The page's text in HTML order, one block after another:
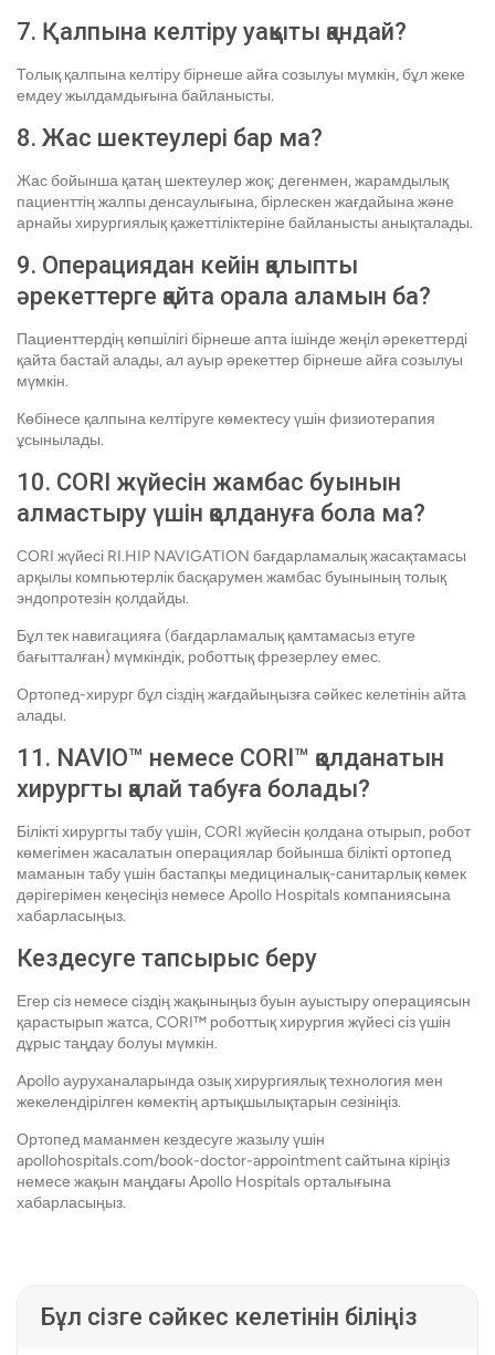
7. Қалпына келтіру уақыты қандай?
Толық қалпына келтіру бірнеше айға созылуы мүмкін, бұл жеке
емдеу жылдамдығына байланысты.
8. Жас шектеулері бар ма?
Жас бойынша қатаң шектеулер жоқ; дегенмен, жарамдылық
пациенттің жалпы денсаулығына, бірлескен жағдайына және
арнайы хирургиялық қажеттіліктеріне байланысты анықталады.
9. Операциядан кейін қалыпты
әрекеттерге қайта орала аламын ба?
Пациенттердің көпшілігі бірнеше апта ішінде жеңіл әрекеттерді
қайта бастай алады, ал ауыр әрекеттер бірнеше айға созылуы
мүмкін.
Көбінесе қалпына келтіруге көмектесу үшін физиотерапия
ұсынылады.
10. CORI жүйесін жамбас буынын
алмастыру үшін қолдануға бола ма?
CORI жүйесі RI.HIP NAVIGATION бағдарламалық жасақтамасы
арқылы компьютерлік басқарумен жамбас буынының толық
эндопротезін қолдайды.
Бұл тек навигацияға (бағдарламалық қамтамасыз етуге
бағытталған) мүмкіндік, роботтық фрезерлеу емес.
Ортопед-хирург бұл сіздің жағдайыңызға сәйкес келетінін айта
алады.
11. NAVIO™ немесе CORI™ қолданатын
хирургты қалай табуға болады?
Білікті хирургты табу үшін, CORI жүйесін қолдана отырып, робот
көмегімен жасалатын операциялар бойынша білікті ортопед
маманын табу үшін бастапқы медициналық-санитарлық көмек
дәрігерімен кеңесіңіз немесе Apollo Hospitals компаниясына
хабарласыңыз.
Кездесуге тапсырыс беру
Егер сіз немесе сіздің жақыныңыз буын ауыстыру операциясын
қарастырып жатса, CORI™ роботтық хирургия жүйесі сіз үшін
дұрыс таңдау болуы мүмкін.
Apollo ауруханаларында озық хирургиялық технология мен
жекелендірілген көмектің артықшылықтарын сезініңіз.
Ортопед маманмен кездесуге жазылу үшін
apollohospitals.com/book-doctor-appointment сайтына кіріңіз
немесе жақын маңдағы Apollo Hospitals орталығына
хабарласыңыз.
Бұл сізге сәйкес келетінін біліңіз